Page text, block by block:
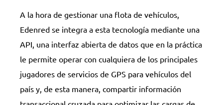
A la hora de gestionar una flota de vehículos,
Edenred se integra a esta tecnología mediante una
API, una interfaz abierta de datos que en la práctica
le permite operar con cualquiera de los principales
jugadores de servicios de GPS para vehículos del
país y, de esta manera, compartir información